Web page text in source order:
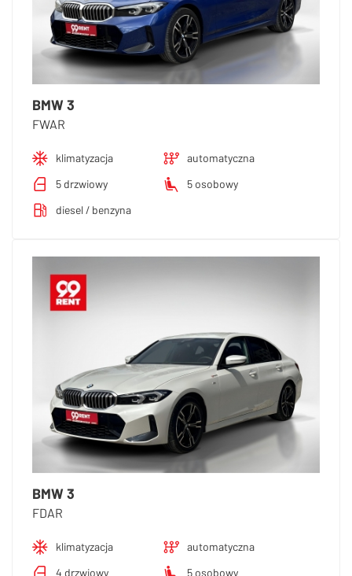
BMW 3
FWAR
klimatyzacja
automatyczna
5 drzwiowy
5 osobowy
diesel / benzyna
BMW 3
FDAR
klimatyzacja
automatyczna
4 drzwiowy
5 osobowy